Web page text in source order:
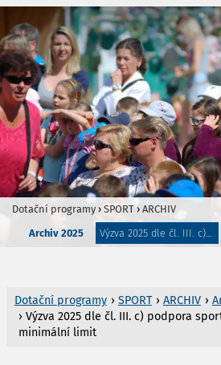
Dotační programy › SPORT› ARCHIV
Archiv 2025 Výzva 2025 dle čl. III. c) podpora sportovní činnosti nad minimální limit
Dotační programy › SPORT › ARCHIV ›
› Výzva 2025 dle čl. III. c) podpora
minimální limit